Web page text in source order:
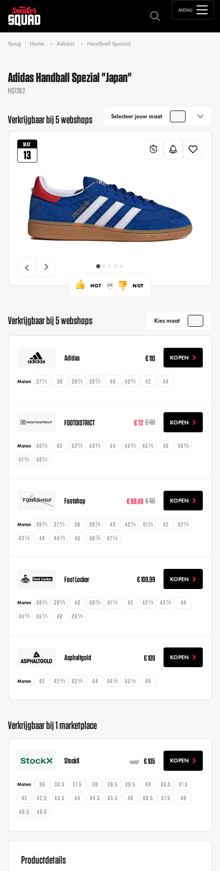
MENU
Terug Home Adidas Handball Spezial
Adidas Handball Spezial "Japan"
HQ7262
Verkrijgbaar bij 5 webshops Selecteer jouw maat
MAY
13
HOT NOT
Verkrijgbaar bij 5 webshops Kies maat
Adidas € 110 KOPEN
Maten 37⅓ 38 38⅔ 39⅓ 40 40⅔ 42 44
FOOTDISTRICT € 72 € 110 KOPEN
Maten 40⅔ 42 42⅔ 43⅓ 44 44⅔ 45⅓ 46
46⅔
47⅓
48⅔
Footshop € 99,49 € 110 KOPEN
Maten 36⅔ 37⅓ 38 38⅔ 40 40⅔ 41⅓ 42
42⅔
43⅓
44 44⅔ 46 46⅔ 47⅓
Foot Locker € 109,99 KOPEN
Maten 38⅔ 39⅓ 40 40⅔ 41⅓ 42 42⅔ 43⅓
44
44⅔
45⅓ 48 49⅓
Asphaltgold € 109 KOPEN
Maten 42 42⅔ 43⅓ 44 44⅔ 45⅓ 46
Verkrijgbaar bij 1 marketplace
StockX vanaf € 105 KOPEN
Maten 36 36.5 37.5 38 38.5 39.5 40 40.5
41.5
42
42.5 43.5 44 44.5 45.5 46 46.5 47.5
48
48.5
49.5
Productdetails